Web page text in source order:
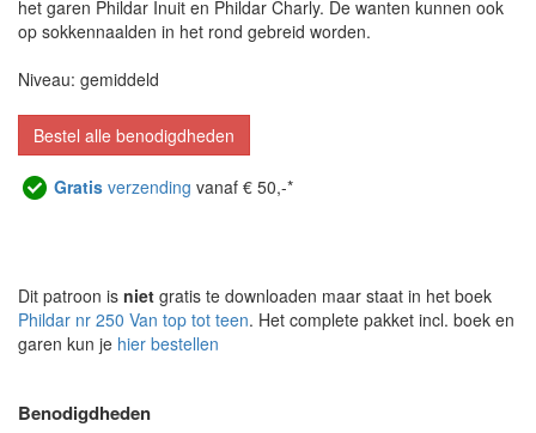
het garen Phildar Inuit en Phildar Charly. De wanten kunnen ook
op sokkennaalden in het rond gebreid worden.
Niveau: gemiddeld
Bestel alle benodigdheden
Gratis verzending vanaf € 50,-*
Dit patroon is niet gratis te downloaden maar staat in het boek
Phildar nr 250 Van top tot teen. Het complete pakket incl. boek en
garen kun je hier bestellen
Benodigdheden